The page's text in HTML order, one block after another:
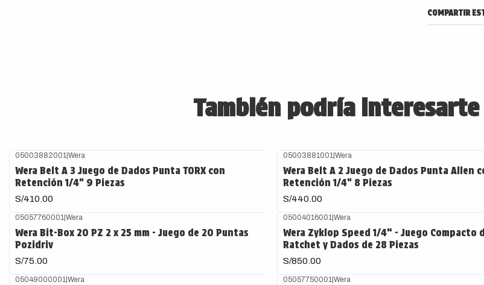
COMPARTIR
También podría
05003882001 |Wera
Wera Belt A 3 Juego de Dados Punta TORX con
Retención 1/4" 9 Piezas
S/410.00
05003881001 |Wera
Wera Belt A 2 Juego de Dados Punta Allen
Retención 1/4" 8 Piezas
S/440.00
05057760001 |Wera
Wera Bit-Box 20 PZ 2 x 25 mm - Juego de 20 Puntas
Pozidriv
S/75.00
05004016001 |Wera
Wera Zyklop Speed 1/4” - Juego Compacto
Ratchet y Dados de 28 Piezas
S/850.00
05049000001 |Wera 05057750001 |Wera